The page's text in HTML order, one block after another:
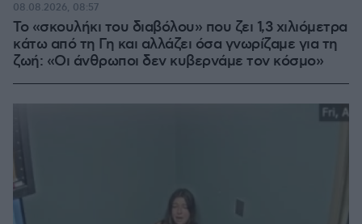
Το «σκουλήκι του διαβόλου» που ζει 1,3 χιλιόμετρα
κάτω από τη Γη και αλλάζει όσα γνωρίζαμε για τη
ζωή: «Οι άνθρωποι δεν κυβερνάμε τον κόσμο»
08.08.2026, 08:57